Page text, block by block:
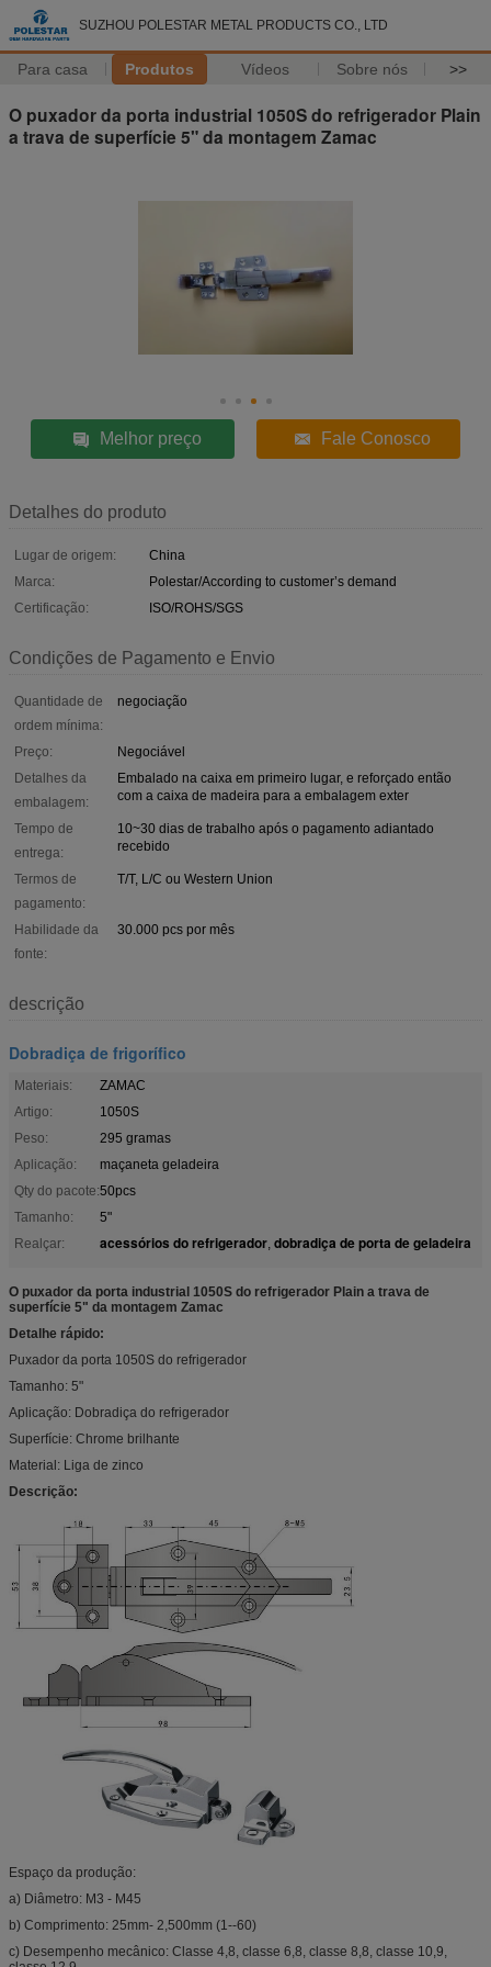
SUZHOU POLESTAR METAL PRODUCTS CO., LTD
Para casa Produtos Vídeos Sobre nós >>
O puxador da porta industrial 1050S do refrigerador Plain
a trava de superfície 5" da montagem Zamac
Melhor preço Fale Conosco
Detalhes do produto
Lugar de origem:
China
Marca:
Polestar/According to customer’s demand
Certificação:
ISO/ROHS/SGS
Condições de Pagamento e Envio
Quantidade de
ordem mínima:
negociação
Preço:
Negociável
Detalhes da
embalagem:
Embalado na caixa em primeiro lugar, e reforçado então
com a caixa de madeira para a embalagem exter
Tempo de
entrega:
10~30 dias de trabalho após o pagamento adiantado
recebido
Termos de
pagamento:
T/T, L/C ou Western Union
Habilidade da
fonte:
30.000 pcs por mês
descrição
Dobradiça de frigorífico
Materiais:
ZAMAC
Artigo:
1050S
Peso:
295 gramas
Aplicação:
maçaneta geladeira
Qty do pacote:50pcs
Tamanho:
5"
Realçar:
acessórios do refrigerador, dobradiça de porta de geladeira
O puxador da porta industrial 1050S do refrigerador Plain a trava de
superfície 5" da montagem Zamac
Detalhe rápido:
Puxador da porta 1050S do refrigerador
Tamanho: 5"
Aplicação: Dobradiça do refrigerador
Superfície: Chrome brilhante
Material: Liga de zinco
Descrição:
Espaço da produção:
a) Diâmetro: M3 - M45
b) Comprimento: 25mm- 2,500mm (1--60)
c) Desempenho mecânico: Classe 4,8, classe 6,8, classe 8,8, classe 10,9,